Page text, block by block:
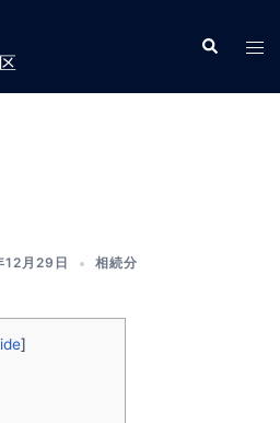
検
索
ト
月29日 相続分
]